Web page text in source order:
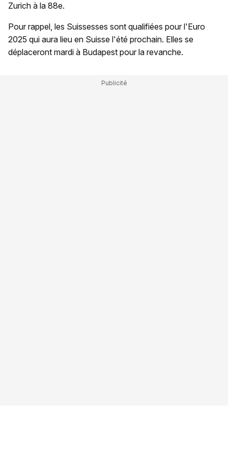
Zurich à la 88e.
Pour rappel, les Suissesses sont qualifiées pour l'Euro
2025 qui aura lieu en Suisse l'été prochain. Elles se
déplaceront mardi à Budapest pour la revanche.